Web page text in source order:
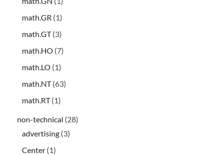
math.GR (1)
math.GT(3)
math.HO (7)
math.LO (1)
math.NT(63)
math.RT(1)
non-technical (28)
advertising (3)
Center (1)